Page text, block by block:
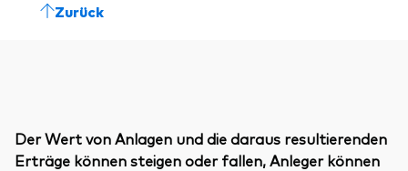
Zurück
Der Wert von Anlagen und die daraus resultierenden
Erträge können steigen oder fallen, Anleger können